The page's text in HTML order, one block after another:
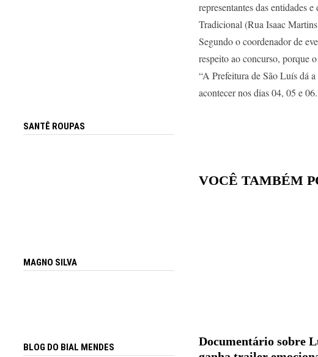
representantes das entidades
Tradicional (Rua Isaac
Segundo o coordenador de
respeito ao concurso, porque
“A Prefeitura de São Luís dá
acontecer nos dias 04, 05 e
VOCÊ TAMBÉM
Documentário sobre
SANTÊ ROUPAS
MAGNO SILVA
BLOG DO BIAL MENDES